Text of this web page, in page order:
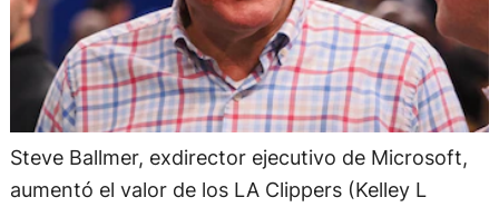
Steve Ballmer, exdirector ejecutivo de Microsoft,
aumentó el valor de los LA Clippers (Kelley L